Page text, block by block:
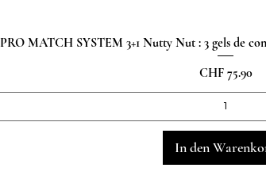
Schnellansicht
PRO MATCH SYSTEM 3+1 Nutty Nut : 3 gels de
Preis
CHF 75.90
In den